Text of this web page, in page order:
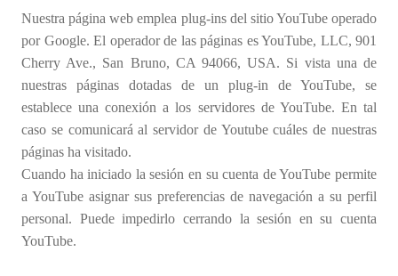
Nuestra página web emplea plug-ins del sitio YouTube operado
por Google. El operador de las páginas es YouTube, LLC, 901
Cherry Ave., San Bruno, CA 94066, USA. Si vista una de
nuestras páginas dotadas de un plug-in de YouTube, se
establece una conexión a los servidores de YouTube. En tal
caso se comunicará al servidor de Youtube cuáles de nuestras
páginas ha visitado.
Cuando ha iniciado la sesión en su cuenta de YouTube permite
a YouTube asignar sus preferencias de navegación a su perfil
personal. Puede impedirlo cerrando la sesión en su cuenta
YouTube.